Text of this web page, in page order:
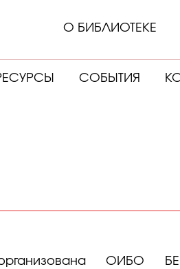
О БИБЛИОТЕКЕ
СОБЫТИЯ
ОИБО